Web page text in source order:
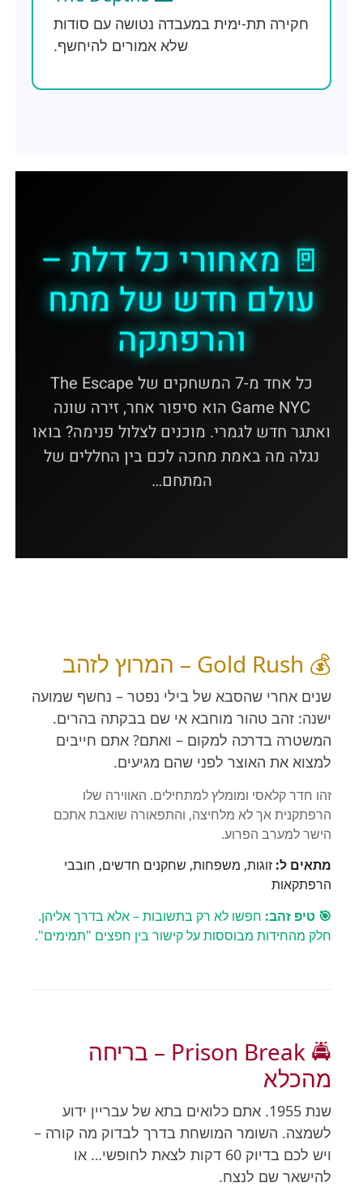
חקירה תת-ימית במעבדה נטושה עם סודות
שלא אמורים להיחשף.
🚪 מאחורי כל דלת –
עולם חדש של מתח
והרפתקה
כל אחד מ-7 המשחקים של The Escape
Game NYC הוא סיפור אחר, זירה שונה
ואתגר חדש לגמרי. מוכנים לצלול פנימה? בואו
נגלה מה באמת מחכה לכם בין החללים של
המתחם…
💰 Gold Rush – המרוץ לזהב
שנים אחרי שהסבא של בילי נפטר – נחשף שמועה
ישנה: זהב טהור מוחבא אי שם בבקתה בהרים.
המשטרה בדרכה למקום – ואתם? אתם חייבים
למצוא את האוצר לפני שהם מגיעים.
זהו חדר קלאסי ומומלץ למתחילים. האווירה שלו
הרפתקנית אך לא מלחיצה, והתפאורה שואבת אתכם
הישר למערב הפרוע.
מתאים ל: זוגות, משפחות, שחקנים חדשים, חובבי
הרפתקאות
🎯 טיפ זהב: חפשו לא רק בתשובות – אלא בדרך אליהן.
חלק מהחידות מבוססות על קישור בין חפצים "תמימים".
🚔 Prison Break – בריחה
מהכלא
שנת 1955. אתם כלואים בתא של עבריין ידוע
לשמצה. השומר המושחת בדרך לבדוק מה קורה –
ויש לכם בדיוק 60 דקות לצאת לחופשי… או
להישאר שם לנצח.